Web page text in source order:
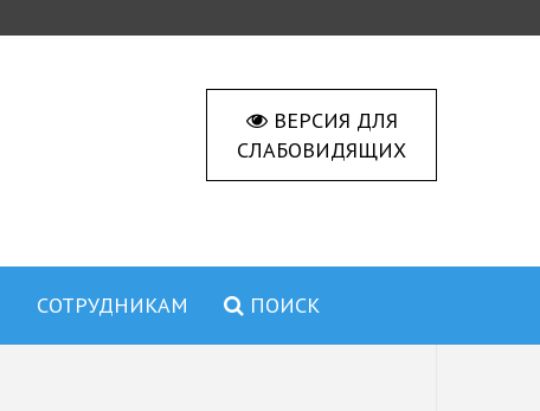
ВЕРСИЯ ДЛЯ
СЛАБОВИДЯЩИХ
СОТРУДНИКАМ ПОИСК